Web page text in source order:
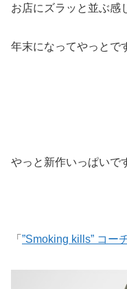
お店にズラッと並ぶ感
年末になってやっと
やっと新作いっぱいで
「 ”Smoking kills” コー